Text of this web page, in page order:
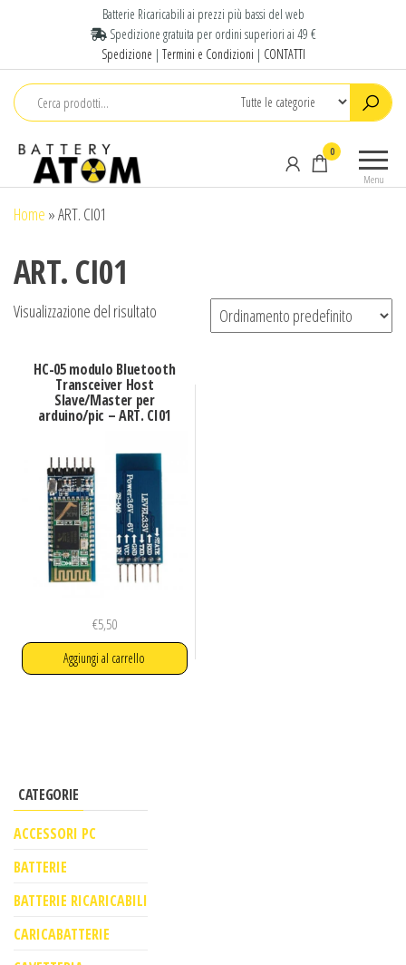
Batterie Ricaricabili ai prezzi più bassi del web
Spedizione gratuita per ordini superiori ai 49 €
Spedizione | Termini e Condizioni | CONTATTI
Batterie
selezione
medicali e
elettrici.
Menu
0
Home »ART. CI01
ART. CI01
Visualizzazione del risultato
HC-05 modulo Bluetooth
Transceiver Host
Slave/Master per
arduino/pic – ART. CI01
€5,50
Aggiungi al carrello
CATEGORIE
ACCESSORI PC
BATTERIE
BATTERIE RICARICABILI
CARICABATTERIE